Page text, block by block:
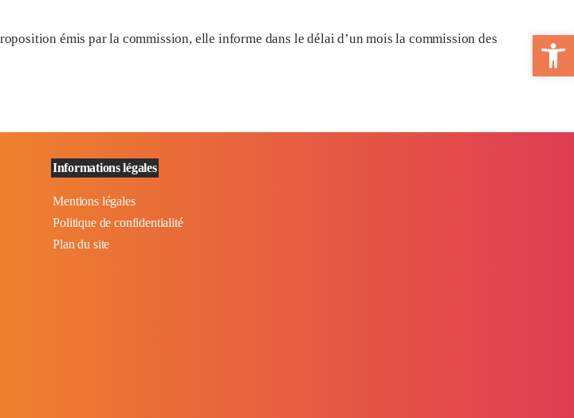
émis par la commission, elle informe dans le délai d’un mois la commission des
Informations légales
Mentions légales
Politique de confidentialité
Plan du site
Ouvrir